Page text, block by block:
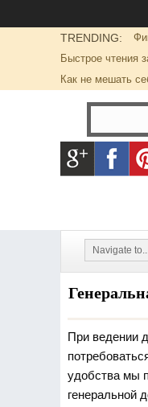
TRENDING:
Быстрое чтения
Как не мешать
При ведении
удобства мы
генеральной